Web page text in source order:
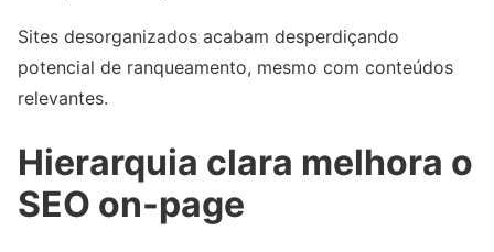
Sites desorganizados acabam desperdiçando
potencial de ranqueamento, mesmo com conteúdos
relevantes.
Hierarquia clara melhora o
SEO on-page